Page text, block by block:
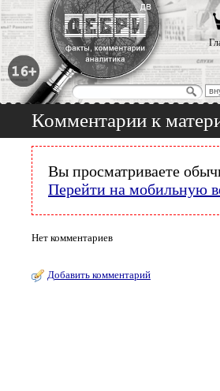
Комментарии к
Вы просматриваете
Перейти на мобильную
Нет комментариев
Добавить комментарий